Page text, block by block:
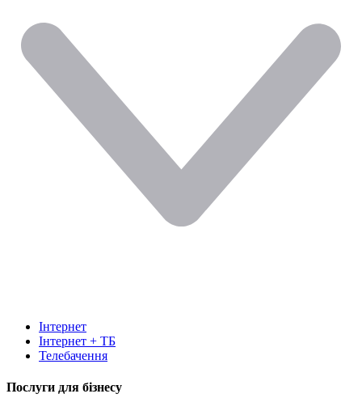
Інтернет
Інтернет + ТБ
Телебачення
Послуги для бізнесу